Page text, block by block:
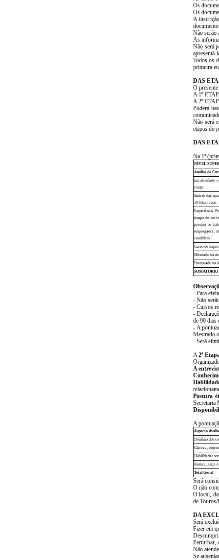
Os
Os
A
Não serão
As
Não será
apresentá-
Todos os
primeira
DAS
O
A 1º
A 2º
Poderá
Não será
etapas do
DAS
Na 1ª
NÍVEL
Análise do
Escolaridade
cargo.
Síntese das
10 (dez) anos.
Experiência
tempo de
prestou os
empregador,
candidato.
Curso de
Mestrado na
Doutorado na
- Para
- Não
- Cursos
-
de 90 dias
- A
Mestrado
- Será
A2ª
A
Postura
Secretaria
A
Aspecto
Domínio dos
Clareza,
Habilidades
Postura, ética
Total Geral
Será
O não
O local,
de Touros/
DA
Será
Fizer em
Perturbar,
Não
Se